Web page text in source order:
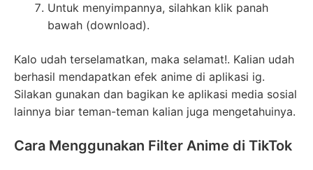
Untuk menyimpannya, silahkan klik panah
bawah (download).
Kalo udah terselamatkan, maka selamat!. Kalian udah
berhasil mendapatkan efek anime di aplikasi ig.
Silakan gunakan dan bagikan ke aplikasi media sosial
lainnya biar teman-teman kalian juga mengetahuinya.
Cara Menggunakan Filter Anime di TikTok